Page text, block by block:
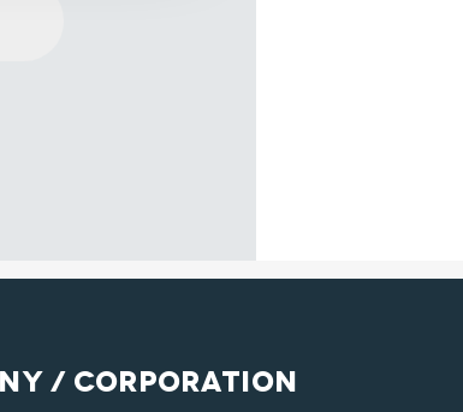
/ Corporation